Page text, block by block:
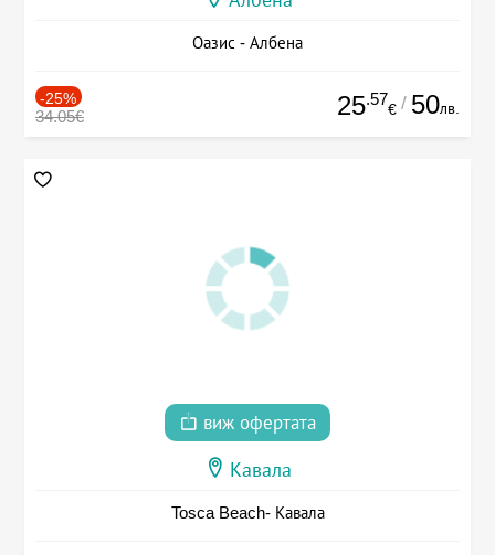
Оазис - Албена
-25%
34.05€ 25.57
€ / 50лв.
виж офертата
Кавала
Tosca Beach- Кавала